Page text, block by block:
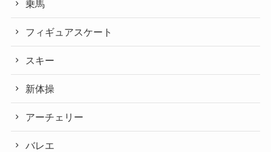
乗馬
フィギュアスケート
スキー
新体操
アーチェリー
バレエ